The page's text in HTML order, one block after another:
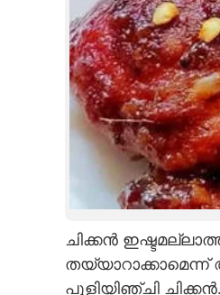
SPIRITUAL
CARTOONSചിക്കൻ
പുളിയിഞ്ചി